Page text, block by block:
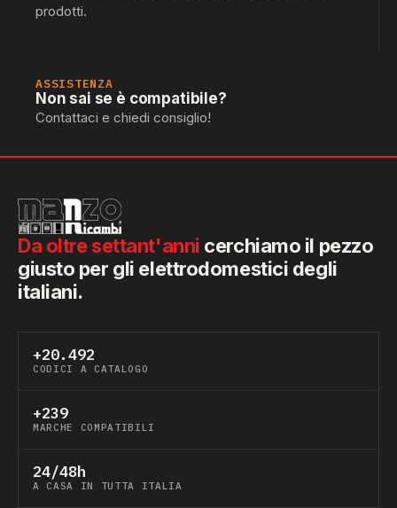
prodotti.
ASSISTENZA
Non sai se è compatibile?
Contattaci e chiedi consiglio!
Da oltre settant'anni cerchiamo il pezzo
giusto per gli elettrodomestici degli
italiani.
+20.492
CODICI A CATALOGO
+239
MARCHE COMPATIBILI
24/48h
A CASA IN TUTTA ITALIA